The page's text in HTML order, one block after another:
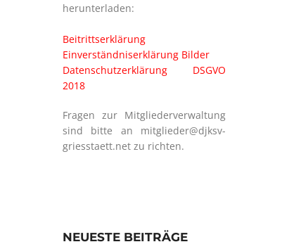
herunterladen:
Beitrittserklärung
Einverständniserklärung Bilder
Datenschutzerklärung DSGVO
2018
Fragen zur Mitgliederverwaltung
sind bitte an mitglieder@djksv-
griesstaett.net zu richten.
NEUESTE BEITRÄGE